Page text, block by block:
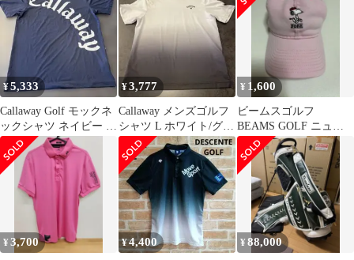
¥5,333
Callaway Golf モックネ
ックシャツ ネイビー L
サイズ
¥3,777
Callaway メンズゴルフ
シャツ L ホワイト/グレ
ー
¥ 1,600
ビームスゴルフ
BEAMS GOLF ニュー
エラ スヌーピー キャッ
プ コラボ
¥3,700 ¥4,400 ¥88,000